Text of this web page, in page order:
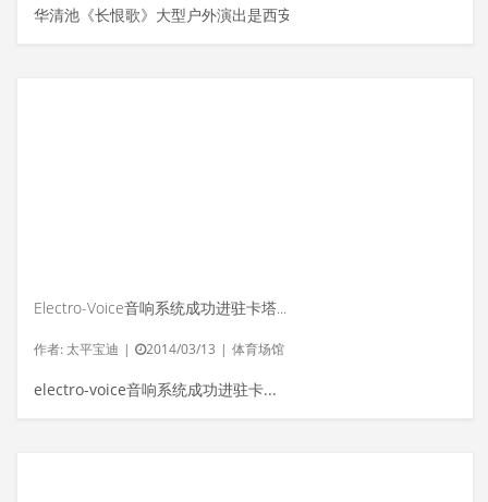
华清池《长恨歌》大型户外演出是西安...
Electro-Voice音响系统成功进驻卡塔尔板球场
作者: 太平宝迪 | 2014/03/13 | 体育场馆
electro-voice音响系统成功进驻卡塔尔板球场